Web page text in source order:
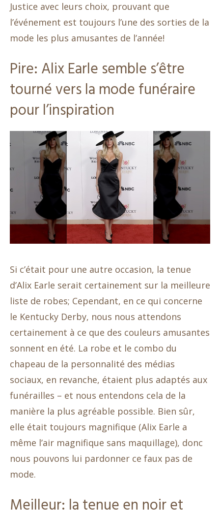
Justice avec leurs choix, prouvant que
l’événement est toujours l’une des sorties de la
mode les plus amusantes de l’année!
Pire: Alix Earle semble s’être
tourné vers la mode funéraire
pour l’inspiration
Si c’était pour une autre occasion, la tenue
d’Alix Earle serait certainement sur la meilleure
liste de robes; Cependant, en ce qui concerne
le Kentucky Derby, nous nous attendons
certainement à ce que des couleurs amusantes
sonnent en été. La robe et le combo du
chapeau de la personnalité des médias
sociaux, en revanche, étaient plus adaptés aux
funérailles – et nous entendons cela de la
manière la plus agréable possible. Bien sûr,
elle était toujours magnifique (Alix Earle a
même l’air magnifique sans maquillage), donc
nous pouvons lui pardonner ce faux pas de
mode.
Meilleur: la tenue en noir et